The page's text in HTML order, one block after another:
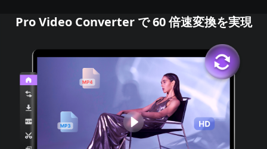
Pro Video Converter で 60 倍速変換を実現